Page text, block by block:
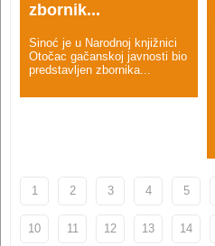
zbornik...
Sinoć je u Narodnoj knjižnici
Otočac gačanskoj javnosti bio
predstavljen zbornika...
1 2 3 4 5
10 11 12 13 14